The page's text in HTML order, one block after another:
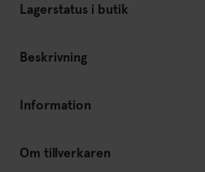
Lagerstatus i butik
Beskrivning
Information
Om tillverkaren